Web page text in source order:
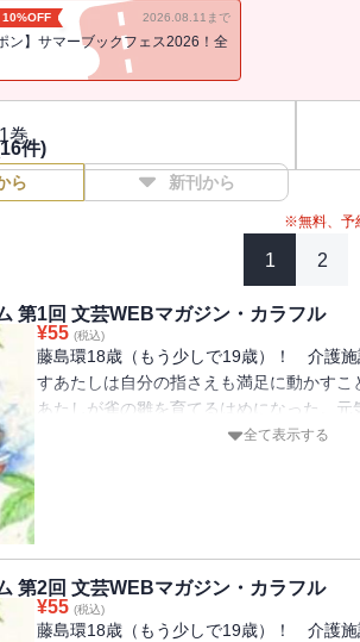
10%OFF 2026.08.11まで
ン】サマーブックフェス2026！全
巻
16件)
ら 新刊から
※無料、予
1 2
第1回 文芸WEBマガジン・カラフル
¥55 (税込)
藤島環18歳（もう少しで19歳）！ 介護施
すあたしは自分の指さえも満足に動かすこ
あたしが雀の雛を育てるはめになった。元
全て表示する
第2回 文芸WEBマガジン・カラフル
¥55 (税込)
藤島環18歳（もう少しで19歳）！ 介護施